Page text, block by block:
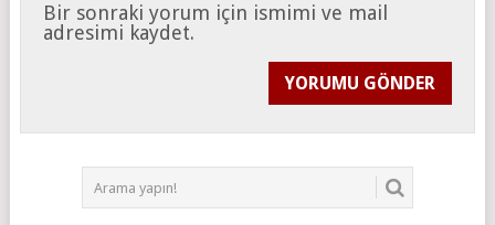
Bir sonraki yorum için ismimi ve mail
adresimi kaydet.